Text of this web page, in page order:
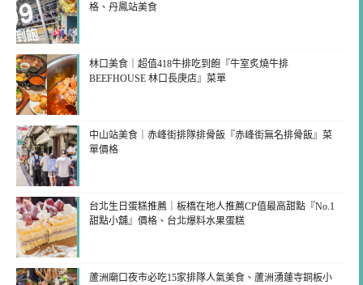
格、丹鳳站美食
林口美食｜超值418牛排吃到飽『牛室炙燒牛排
BEEFHOUSE 林口長庚店』菜單
中山站美食｜赤峰街排隊排骨飯『赤峰街無名排骨飯』菜
單價格
台北生日蛋糕推薦｜板橋在地人推薦CP值最高甜點『No.1
甜點小舖』價格、台北爆料水果蛋糕
蘆洲廟口夜市必吃15家排隊人氣美食、蘆洲湧蓮寺銅板小